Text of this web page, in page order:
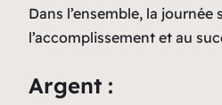
Dans l’ensemble, la journée
l’accomplissement et au
Argent :